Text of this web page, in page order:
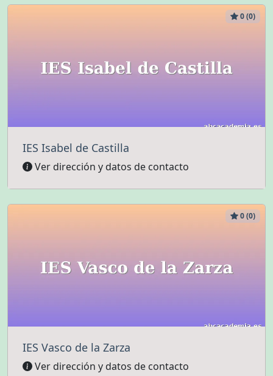
0 (0)
IES Isabel de Castilla
Ver dirección y datos de contacto
0 (0)
IES Vasco de la Zarza
Ver dirección y datos de contacto